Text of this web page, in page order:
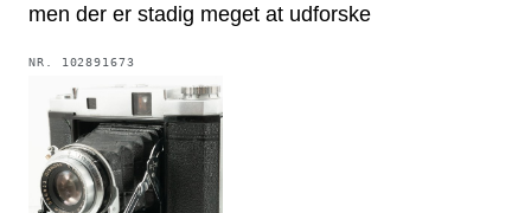
men der er stadig meget at udforske
NR. 102891673